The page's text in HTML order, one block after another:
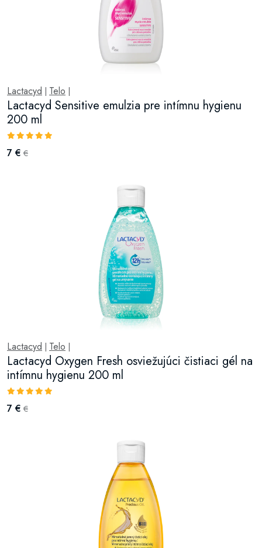
Lactacyd Telo
Lactacyd Sensitive emulzia pre intímnu hygienu
200 ml
7 € €
Lactacyd Telo
Lactacyd Oxygen Fresh osviežujúci čistiaci gél na
intímnu hygienu 200 ml
7 € €